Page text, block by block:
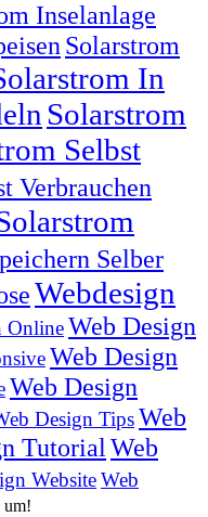
Inselanlage
Solarstrom
In
Solarstrom
Selbst
Verbrauchen
Selber
Webdesign
OnlineWeb Design
Web Design
Web Design
Design TipsWeb
Tutorial Web
WebsiteWeb
um!